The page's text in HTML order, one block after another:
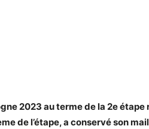
2023 au terme de la 2e étape
de l’étape, a conservé son